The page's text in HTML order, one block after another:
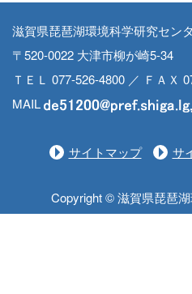
滋賀県琵琶湖環境科学研究セン
〒520-0022 大津市柳が崎5-34
ＴＥＬ 077-526-4800 ／ ＦＡＸ
MAIL
サイトマップ サ
Copyright © 滋賀県琵琶